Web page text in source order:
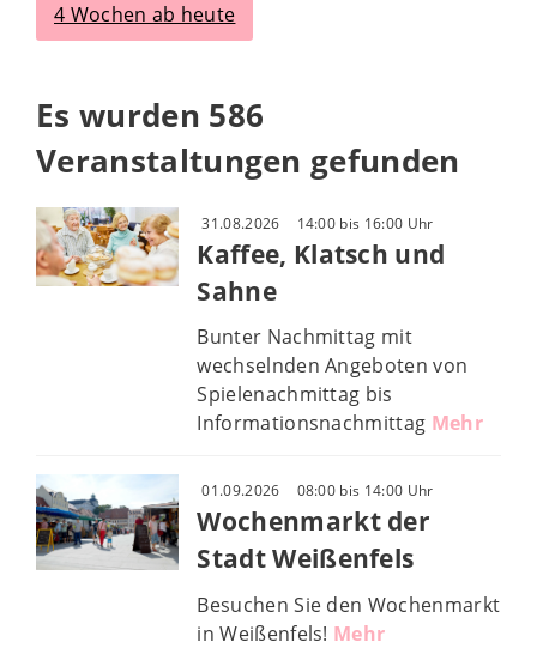
4 Wochen ab heute
Es wurden 586
Veranstaltungen gefunden
31.08.2026 14:00 bis 16:00 Uhr
Kaffee, Klatsch und
Sahne
Bunter Nachmittag mit
wechselnden Angeboten von
Spielenachmittag bis
Informationsnachmittag Mehr
01.09.2026 08:00 bis 14:00 Uhr
Wochenmarkt der
Stadt Weißenfels
Besuchen Sie den Wochenmarkt
in Weißenfels! Mehr